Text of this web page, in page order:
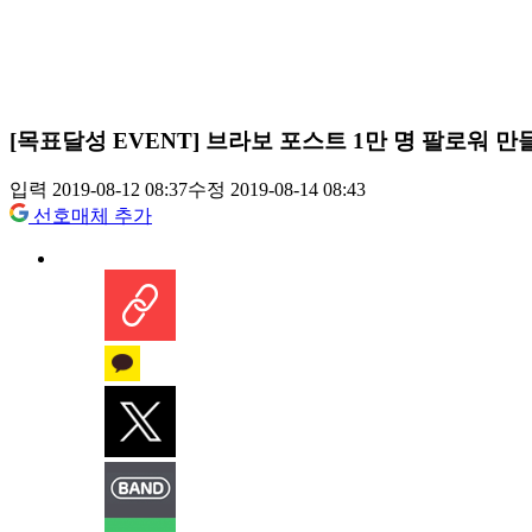
[목표달성 EVENT] 브라보 포스트 1만 명 팔로워 만
입력 2019-08-12 08:37수정 2019-08-14 08:43
선호매체 추가